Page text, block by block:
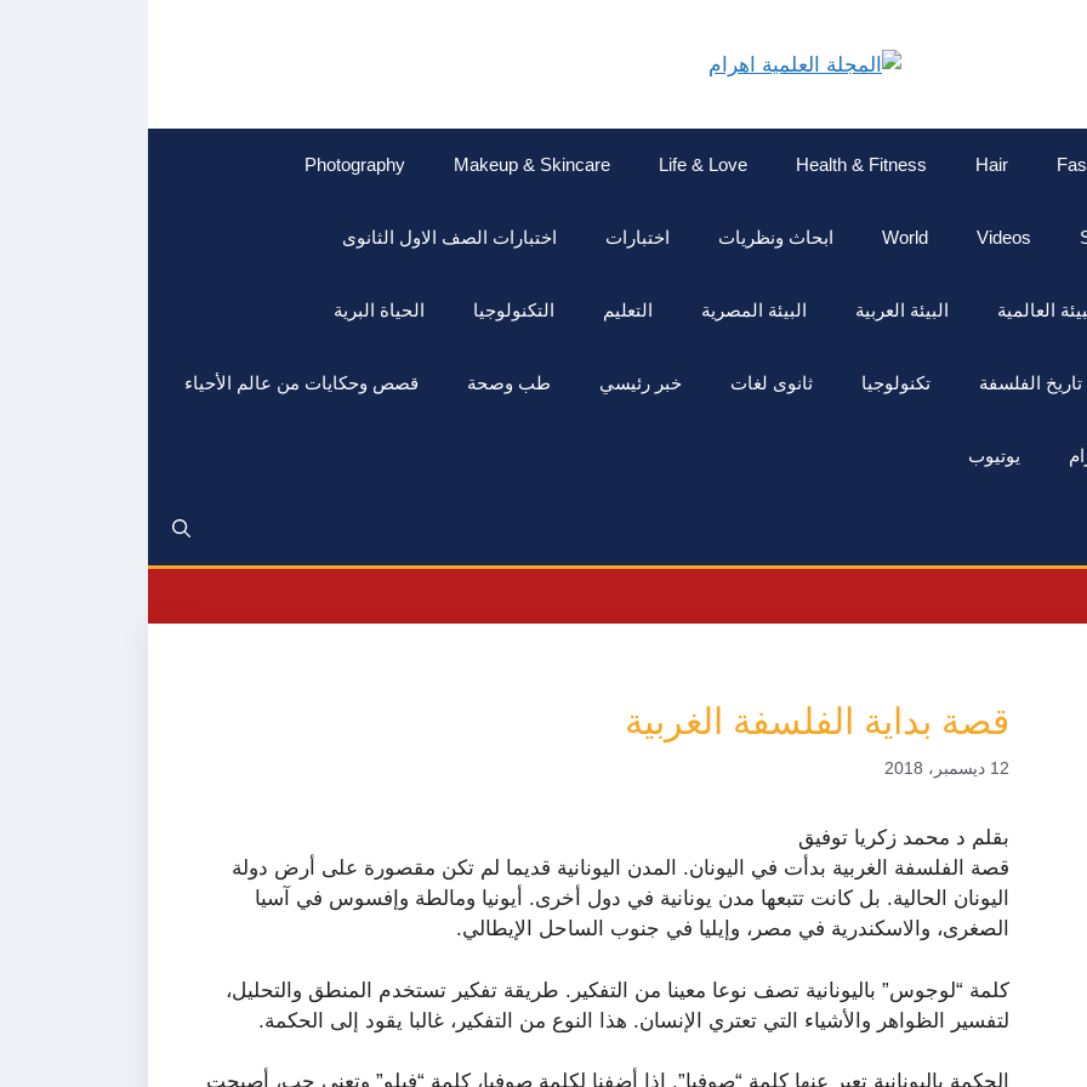
Hair
Health & Fitness
Life & Love
Makeup & Skincare
Photography
Videos
World ابحاث ونظريات اختبارات اختبارات الصف الاول الثانوى
العالمية البيئة العربية البيئة المصرية التعليم التكنولوجيا الحياة البرية
تاريخ الفلسفة تكنولوجيا ثانوى لغات خبر رئيسي طب وصحة قصص وحكايات من عالم الأحياء
يوتيوب
قصة بداية الفلسفة الغربية
12 ديسمبر، 2018
بقلم د محمد زكريا توفيق
قصة الفلسفة الغربية بدأت في اليونان. المدن اليونانية قديما لم تكن مقصورة على أرض دولة
اليونان الحالية. بل كانت تتبعها مدن يونانية في دول أخرى. أيونيا ومالطة وإفسوس في آسيا
الصغرى، والاسكندرية في مصر، وإيليا في جنوب الساحل الإيطالي.
كلمة “لوجوس” باليونانية تصف نوعا معينا من التفكير. طريقة تفكير تستخدم المنطق والتحليل،
لتفسير الظواهر والأشياء التي تعتري الإنسان. هذا النوع من التفكير، غالبا يقود إلى الحكمة.
الحكمة باليونانية تعبر عنها كلمة “صوفيا”. إذا أضفنا لكلمة صوفيا، كلمة “فيلو” وتعني حب، أصبحت